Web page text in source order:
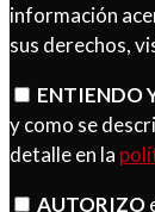
información
sus derechos,
ENTIENDO
y como se
detalle en la
AUTORIZO